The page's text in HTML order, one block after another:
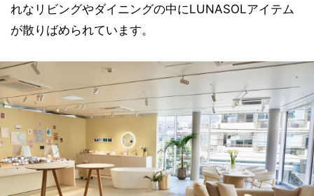
れなリビングやダイニングの中にLUNASOLアイテム
が散りばめられています。